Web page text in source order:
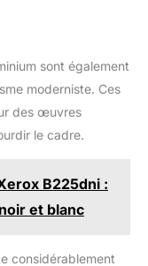
sont également
moderniste. Ces
des œuvres
le cadre.
B225dni :
et blanc
considérablement